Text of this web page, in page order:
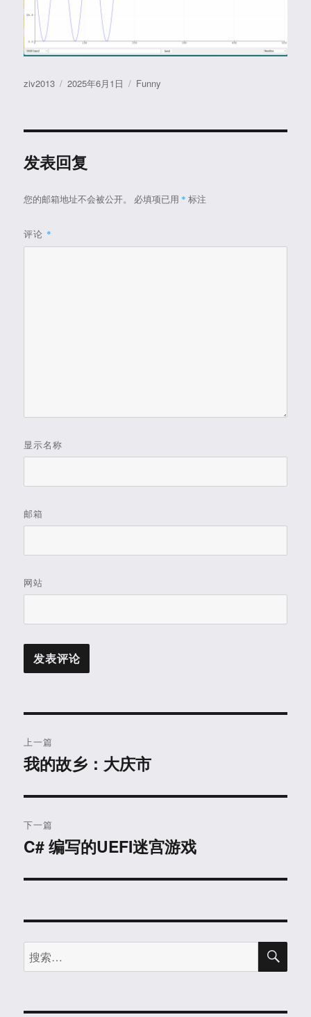
作
ziv2013
发
2025年6月1日
分
Funny
发表回复
您的邮箱地址不会被公开。 必填项已用 * 标注
评论 *
显示名称
邮箱
网站
章
航
上一篇
上
文
章：
我的故乡：大庆市
下一篇
下
文
C# 编写的UEFI迷宫游戏
搜
索：
搜